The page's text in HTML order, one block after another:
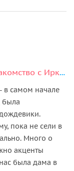
Групповая обзорная экскурсия «Знакомство с Иркутском»
в самом начале
была
пока не сели в
Много о
акценты
была дама в